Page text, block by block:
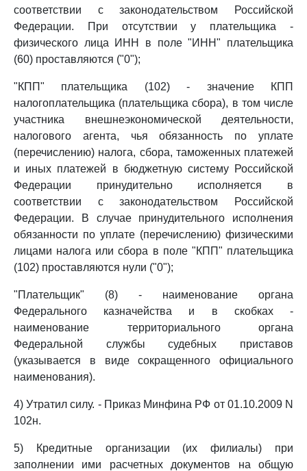
соответствии с законодательством Российской
Федерации. При отсутствии у плательщика -
физического лица ИНН в поле "ИНН" плательщика
(60) проставляются ("0");
"КПП" плательщика (102) - значение КПП
налогоплательщика (плательщика сбора), в том числе
участника внешнеэкономической деятельности,
налогового агента, чья обязанность по уплате
(перечислению) налога, сбора, таможенных платежей
и иных платежей в бюджетную систему Российской
Федерации принудительно исполняется в
соответствии с законодательством Российской
Федерации. В случае принудительного исполнения
обязанности по уплате (перечислению) физическими
лицами налога или сбора в поле "КПП" плательщика
(102) проставляются нули ("0");
"Плательщик" (8) - наименование органа
Федерального казначейства и в скобках -
наименование территориального органа
Федеральной службы судебных приставов
(указывается в виде сокращенного официального
наименования).
4) Утратил силу. - Приказ Минфина РФ от 01.10.2009 N
102н.
5) Кредитные организации (их филиалы) при
заполнении ими расчетных документов на общую